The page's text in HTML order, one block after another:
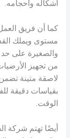
أشكاله وأحجامه.
كما أن فريق
مستوى ويملك
والصغيرة على حد
من تجهيز
لاصقة متينة تضمن
بقياسات دقيقة
الوقت.
أيضًا تهتم شركة